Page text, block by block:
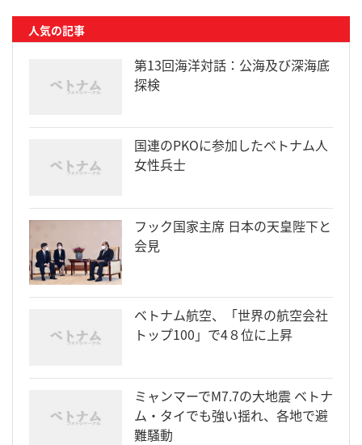
人気の記事
第13回海洋対話：公海及び深海底
探検
国連のPKOに参加したベトナム人
女性兵士
フック国家主席 日本の天皇陛下と
会見
ベトナム航空、「世界の航空会社
トップ100」で4８位に上昇
ミャンマーでM7.7の大地震 ベトナ
ム・タイでも強い揺れ、各地で避
難騒動